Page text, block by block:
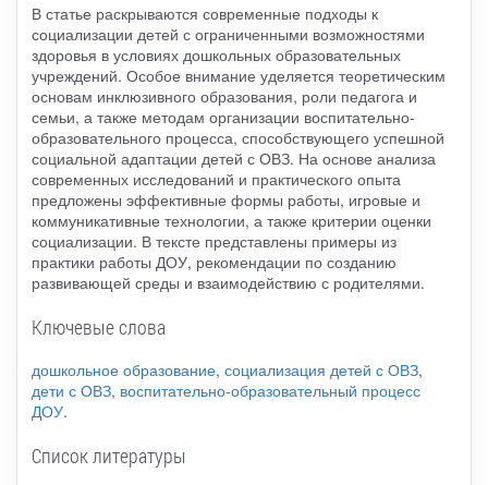
В статье раскрываются современные подходы к
социализации детей с ограниченными возможностями
здоровья в условиях дошкольных образовательных
учреждений. Особое внимание уделяется теоретическим
основам инклюзивного образования, роли педагога и
семьи, а также методам организации воспитательно-
образовательного процесса, способствующего успешной
социальной адаптации детей с ОВЗ. На основе анализа
современных исследований и практического опыта
предложены эффективные формы работы, игровые и
коммуникативные технологии, а также критерии оценки
социализации. В тексте представлены примеры из
практики работы ДОУ, рекомендации по созданию
развивающей среды и взаимодействию с родителями.
Ключевые слова
дошкольное образование, социализация детей с ОВЗ,
дети с ОВЗ, воспитательно-образовательный процесс
ДОУ.
Список литературы